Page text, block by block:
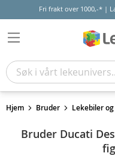
Fri frakt over 1000,-* |
Hjem Bruder Lekebiler
Bruder Ducati